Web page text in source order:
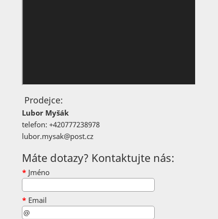
Prodejce:
Lubor Myšák
telefon: +420777238978
lubor.mysak@post.cz
Máte dotazy? Kontaktujte nás:
* Jméno
* Email